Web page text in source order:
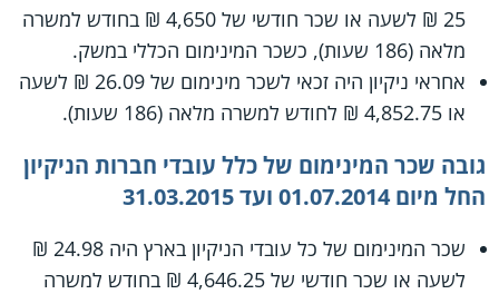
25 ₪ לשעה או שכר חודשי של 4,650 ₪ בחודש למשרה
מלאה (186 שעות), כשכר המינימום הכללי במשק.
אחראי ניקיון היה זכאי לשכר מינימום של 26.09 ₪ לשעה
או 4,852.75 ₪ לחודש למשרה מלאה (186 שעות).
גובה שכר המינימום של כלל עובדי חברות הניקיון
החל מיום 01.07.2014 ועד 31.03.2015
שכר המינימום של כל עובדי הניקיון בארץ היה 24.98 ₪
לשעה או שכר חודשי של 4,646.25 ₪ בחודש למשרה